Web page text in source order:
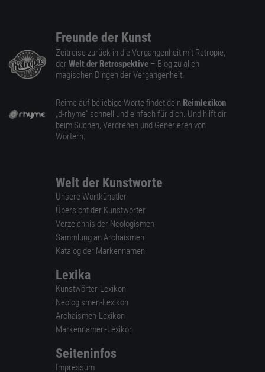
Freunde der Kunst
Zeitreise zurück in die Vergangenheit mit Retropie,
der Welt der Retrospektive – Blog zu allen
magischen Dingen der Vergangenheit.
Reime auf beliebige Worte findet dein Reimlexikon
„d-rhyme” schnell und einfach für dich. Und hilft dir
beim Suchen, Verdrehen und Generieren von
Wörtern.
Welt der Kunstworte
Unsere Wortkünstler
Übersicht der Kunstwörter
Verzeichnis der Neologismen
Sammlung an Archaismen
Katalog der Markennamen
Lexika
Kunstwörter-Lexikon
Neologismen-Lexikon
Archaismen-Lexikon
Markennamen-Lexikon
Seiteninfos
Impressum